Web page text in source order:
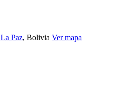
La Paz, Bolivia Ver mapa